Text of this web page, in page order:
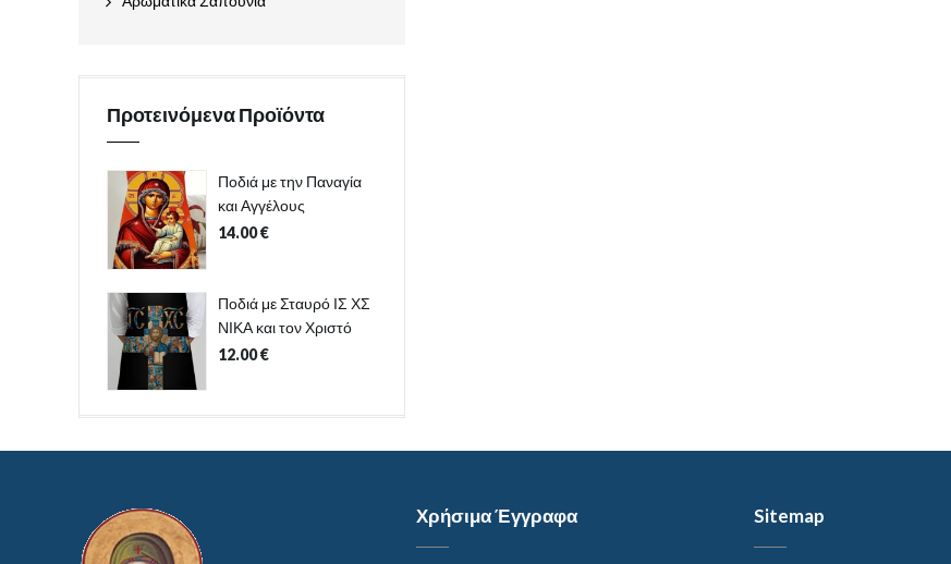
Προτεινόμενα Προϊόντα
Ποδιά με την Παναγία
και Αγγέλους
14.00€
Ποδιά με Σταυρό ΙΣ ΧΣ
ΝΙΚΑ και τον Χριστό
12.00€
Χρήσιμα Έγγραφα Sitemap